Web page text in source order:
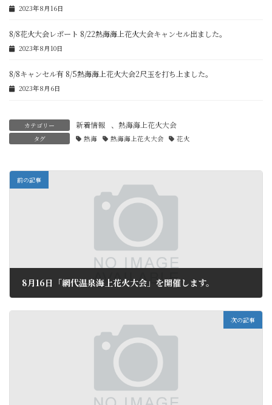
2023年8月16日
8/8花火大会レポート 8/22熱海海上花火大会キャンセル出ました。
2023年8月10日
8/8キャンセル有 8/5熱海海上花火大会2尺玉を打ち上ました。
2023年8月6日
カテゴリー 新着情報 、 熱海海上花火大会
タグ 熱海 熱海海上花火大会 花火
前の記事
8月16日「網代温泉海上花火大会」を開催します。
次の記事